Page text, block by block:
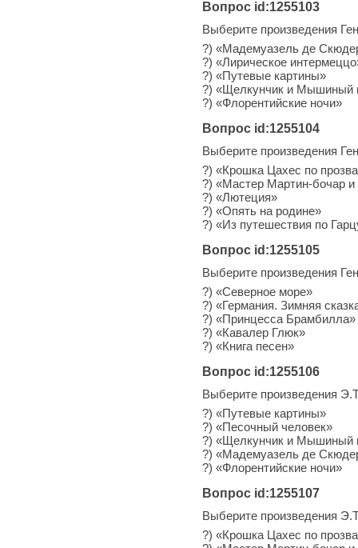
Вопрос id:1255103
Выберите произведения
?) «Мадемуазель де
?) «Лирическое
?) «Путевые картины»
?) «Щелкунчик и Мышиный
?) «Флорентийские ночи»
Вопрос id:1255104
Выберите произведения
?) «Крошка Цахес по
?) «Мастер Мартин-бочар и
?) «Лютеция»
?) «Опять на родине»
?) «Из путешествия по
Вопрос id:1255105
Выберите произведения
?) «Северное море»
?) «Германия. Зимняя
?) «Принцесса Брамбилла»
?) «Кавалер Глюк»
?) «Книга песен»
Вопрос id:1255106
Выберите произведения
?) «Путевые картины»
?) «Песочный человек»
?) «Щелкунчик и Мышиный
?) «Мадемуазель де
?) «Флорентийские ночи»
Вопрос id:1255107
Выберите произведения
?) «Крошка Цахес по